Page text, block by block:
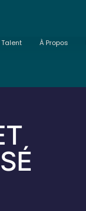
Talent À Propos